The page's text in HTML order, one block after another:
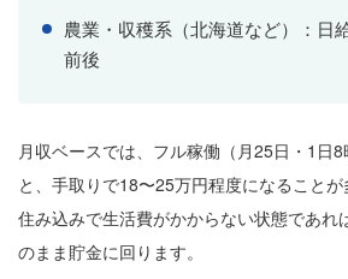
農業・収穫系（北海道など）：日
前後
月収ベースでは、フル稼働（月25日・1日
と、手取りで18〜25万円程度になることが
住み込みで生活費がかからない状態であれ
のまま貯金に回ります。